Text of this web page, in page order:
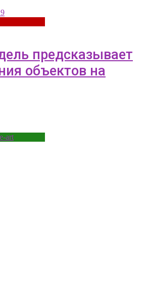
предсказывает
объектов на
art